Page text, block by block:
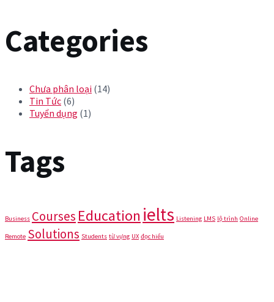
Categories
Chưa phân loại (14)
Tin Tức (6)
Tuyển dụng (1)
Tags
Business Courses Education ielts Listening LMS lộ trình Online
Remote Solutions Students từ vựng UX đọc hiểu